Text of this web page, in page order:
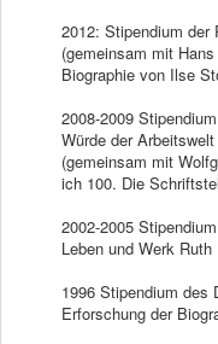
Videos
Verschiedenes
2012: Stipendium der
(gemeinsam mit
Biographie von Ilse
2008-2009
Würde der
(gemeinsam mit
ich 100. Die
2002-2005
Leben und Werk
1996 Stipendium des
Erforschung der